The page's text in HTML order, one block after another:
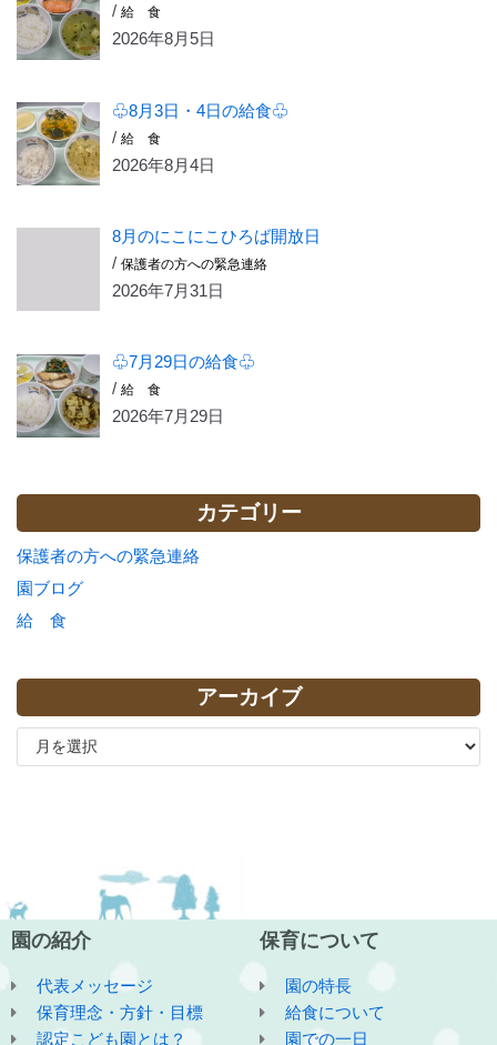
/給 食
2026年8月5日
♧8月3日・4日の給食♧
/給 食
2026年8月4日
8月のにこにこひろば開放日
/保護者の方への緊急連絡
2026年7月31日
♧7月29日の給食♧
/給 食
2026年7月29日
カテゴリー
保護者の方への緊急連絡
園ブログ
給 食
アーカイブ
園の紹介
代表メッセージ
保育理念・方針・目標
認定こども園とは？
保育について
園の特長
給食について
園での一日